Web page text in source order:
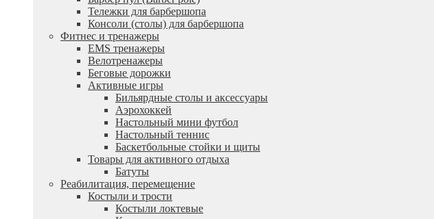
Тележки для барбершопа
Консоли (столы) для барбершопа
Фитнес и тренажеры
EMS тренажеры
Велотренажеры
Беговые дорожки
Активные игры
Бильярдные столы и аксессуары
Аэрохоккей
Настольный мини футбол
Настольный теннис
Баскетбольные стойки и щиты
Товары для активного отдыха
Батуты
Реабилитация, перемещение
Костыли и трости
Костыли локтевые